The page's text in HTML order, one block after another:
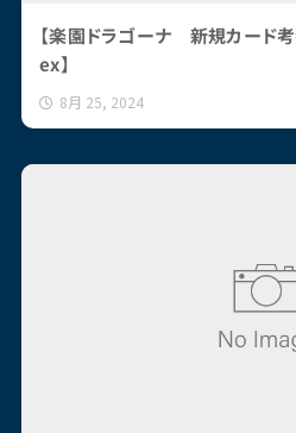
【楽園ドラゴーナ 新規カード
ex】
8月 25, 2024